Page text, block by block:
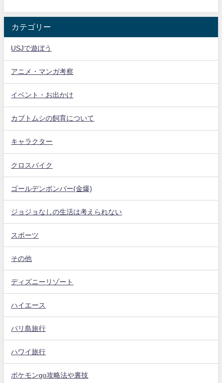
カテゴリー
USJで遊ぼう
アニメ・マンガ考察
イベント・お出かけ
カブトムシの飼育について
キャラクター
クロスバイク
ゴールデンボンバー(金爆)
ジョジョなしの生活は考えられない
スポーツ
その他
ディズニーリゾート
ハイエース
バリ島旅行
ハワイ旅行
ポケモンgo攻略法や裏技